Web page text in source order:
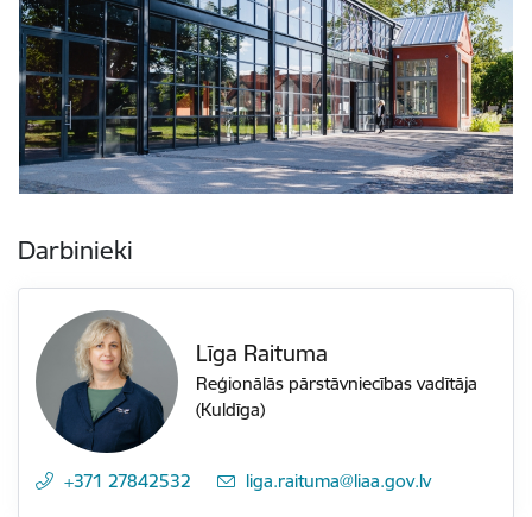
Darbinieki
Līga Raituma
Reģionālās pārstāvniecības vadītāja
(Kuldīga)
+371 27842532 E-pasts:
liga.raituma@liaa.gov.lv